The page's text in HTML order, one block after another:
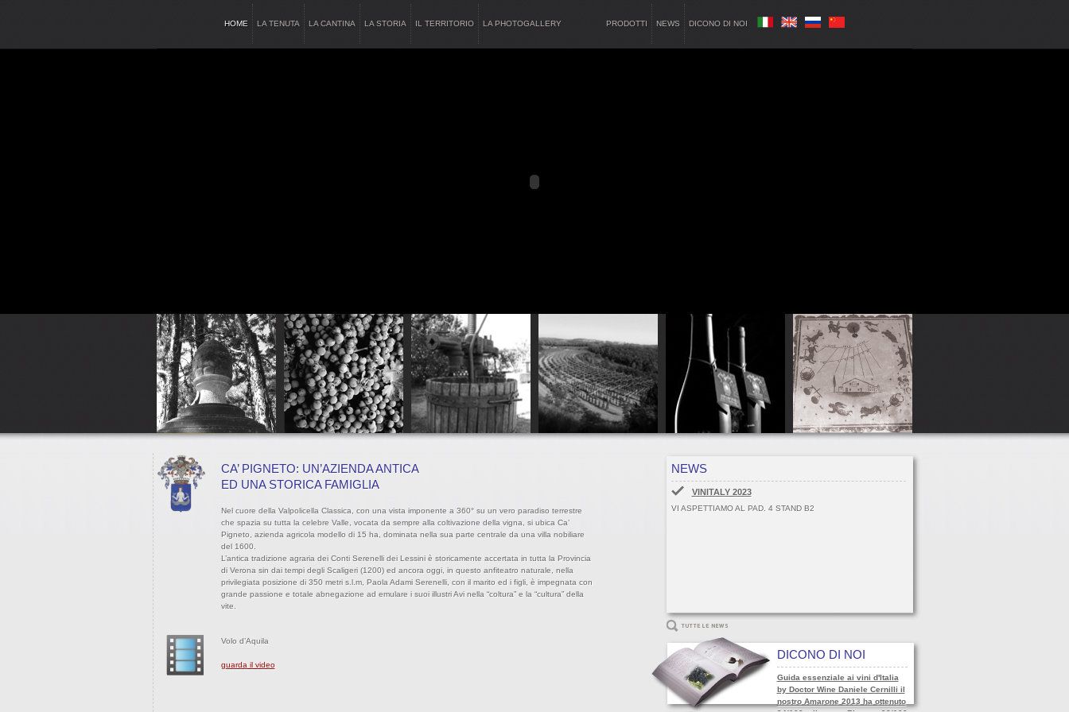
HOME LA TENUTA LA CANTINA LA STORIA IL TERRITORIO LA PHOTOGALLERY PRODOTTI NEWS DICONO DI NOI
CA’ PIGNETO: UN’AZIENDA ANTICA
ED UNA STORICA FAMIGLIA
Nel cuore della Valpolicella Classica, con una vista imponente a 360° su un vero paradiso terrestre
che spazia su tutta la celebre Valle, vocata da sempre alla coltivazione della vigna, si ubica Ca’
Pigneto, azienda agricola modello di 15 ha, dominata nella sua parte centrale da una villa nobiliare
del 1600.
L’antica tradizione agraria dei Conti Serenelli dei Lessini è storicamente accertata in tutta la Provincia
di Verona sin dai tempi degli Scaligeri (1200) ed ancora oggi, in questo anfiteatro naturale, nella
privilegiata posizione di 350 metri s.l.m, Paola Adami Serenelli, con il marito ed i figli, è impegnata con
grande passione e totale abnegazione ad emulare i suoi illustri Avi nella “coltura” e la “cultura” della
vite.
NEWS
VINITALY 2023
VI ASPETTIAMO AL PAD. 4 STAND B2
Volo d’Aquila
guarda il video
DICONO DI NOI
Guida essenziale ai vini d'Italia
by Doctor Wine Daniele Cernilli il
nostro Amarone 2013 ha ottenuto